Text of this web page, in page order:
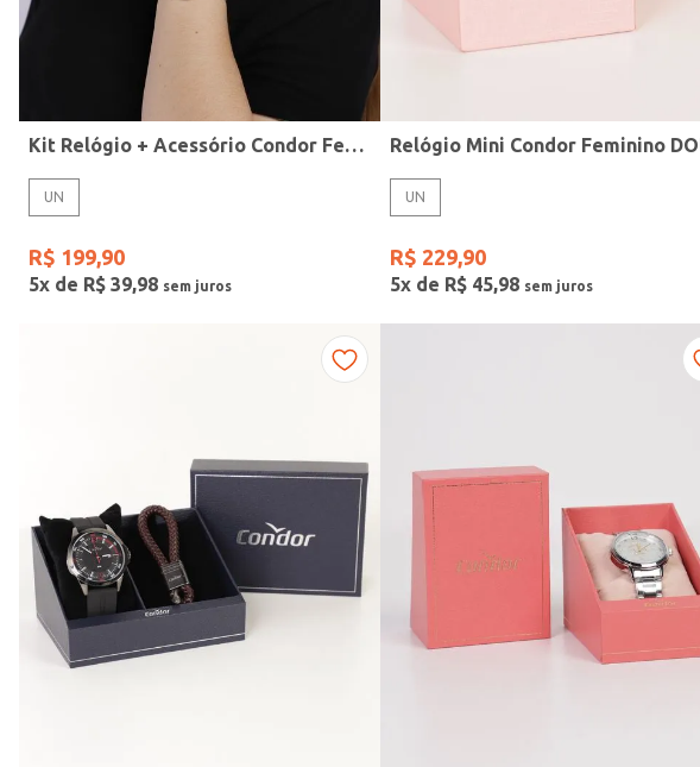
Kit Relógio + Acessório Condor Feminino PRATA
UN
R$ 199,90
5x de R$ 39,98
UN
R$ 229,90
5x de R$ 45,98